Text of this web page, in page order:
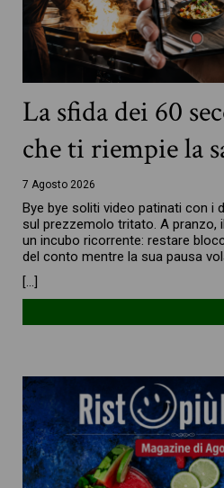
La sfida dei 60
che ti riempie la
7 Agosto 2026
Bye bye soliti video patinati con i
sul prezzemolo tritato. A pranzo,
un incubo ricorrente: restare
del conto mentre la sua pausa
[…]